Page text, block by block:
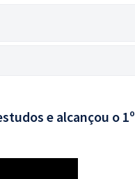
e alcançou o